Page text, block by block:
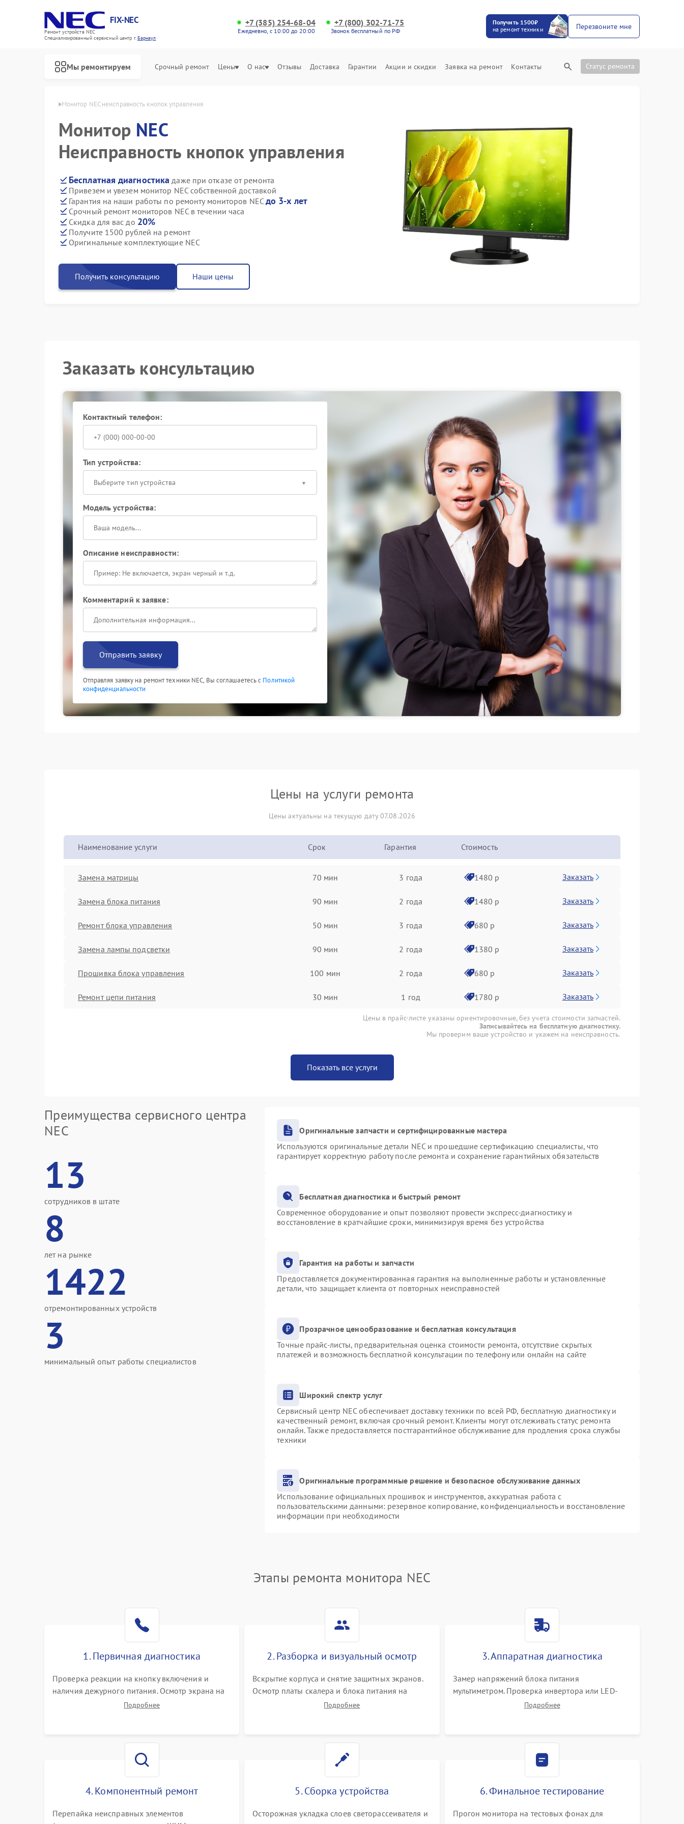
FIX-NEC
Ремонт устройств NEC
Специализированный cервисный центр г.Барнаул
+7 (385) 254-68-04
Ежедневно, с 10:00 до 20:00
+7 (800) 302-71-75
Звонок бесплатный по РФ
Получить 1500₽
на ремонт техники
Перезвоните мне
Мы ремонтируем Срочный ремонт Цены О нас Отзывы Доставка Гарантии Акции и скидки Заявка на ремонт Контакты Статус ремонта
Монитор NEC неисправность кнопок управления
Монитор NEC
Неисправность кнопок управления
Бесплатная диагностика даже при отказе от ремонта
Привезем и увезем монитор NEC собственной доставкой
Гарантия на наши работы по ремонту мониторов NECдо 3-х лет
Срочный ремонт мониторов NEC в течении часа
Скидка для вас до 20%
Получите 1500 рублей на ремонт
Оригинальные комплектующие NEC
Получить консультацию Наши цены
Заказать консультацию
Контактный телефон:
Тип устройства:
Выберите тип устройства
Модель устройства:
Описание неисправности:
Комментарий к заявке:
Отправить заявку
Отправляя заявку на ремонт техники NEC, Вы соглашаетесь с Политикой
конфиденциальности
Цены на услуги ремонта
Цены актуальны на текущую дату 07.08.2026
Наименование услуги Срок Гарантия Стоимость
Замена матрицы 70 мин 3 года 1480 р Заказать
Замена блока питания 90 мин 2 года 1480 р Заказать
Ремонт блока управления 50 мин 3 года 680 р Заказать
Замена лампы подсветки 90 мин 2 года 1380 р Заказать
Прошивка блока управления 100 мин 2 года 680 р Заказать
Ремонт цепи питания 30 мин 1 год 1780 р Заказать
Цены в прайс-листе указаны ориентировочные, без учета стоимости запчастей.
Записывайтесь на бесплатную диагностику.
Мы проверим ваше устройство и укажем на неисправность.
Показать все услуги
Преимущества сервисного центра
NEC
13
сотрудников в штате
8
лет на рынке
1422
отремонтированных устройств
3
минимальный опыт работы специалистов
Оригинальные запчасти и сертифицированные мастера
Используются оригинальные детали NEC и прошедшие сертификацию специалисты, что
гарантирует корректную работу после ремонта и сохранение гарантийных обязательств
Бесплатная диагностика и быстрый ремонт
Современное оборудование и опыт позволяют провести экспресс-диагностику и
восстановление в кратчайшие сроки, минимизируя время без устройства
Гарантия на работы и запчасти
Предоставляется документированная гарантия на выполненные работы и установленные
детали, что защищает клиента от повторных неисправностей
Прозрачное ценообразование и бесплатная консультация
Точные прайс-листы, предварительная оценка стоимости ремонта, отсутствие скрытых
платежей и возможность бесплатной консультации по телефону или онлайн на сайте
Широкий спектр услуг
Сервисный центр NEC обеспечивает доставку техники по всей РФ, бесплатную диагностику и
качественный ремонт, включая срочный ремонт. Клиенты могут отслеживать статус ремонта
онлайн. Также предоставляется постгарантийное обслуживание для продления срока службы
техники
Оригинальные программные решение и безопасное обслуживание данных
Использование официальных прошивок и инструментов, аккуратная работа с
пользовательскими данными: резервное копирование, конфиденциальность и восстановление
информации при необходимости
Этапы ремонта монитора NEC
1. Первичная диагностика
Проверка реакции на кнопку включения и
наличия дежурного питания. Осмотр экрана на
механические повреждения. Подключение к ПК
Подробнее
2. Разборка и визуальный осмотр
Вскрытие корпуса и снятие защитных экранов.
Осмотр платы скалера и блока питания на
наличие вздутых конденсаторов, прогаров,
Подробнее
3. Аппаратная диагностика
Замер напряжений блока питания
мультиметром. Проверка инвертора или LED-
драйвера подсветки. Диагностика цепей
Подробнее
4. Компонентный ремонт
Перепайка неисправных элементов
5. Сборка устройства
Осторожная укладка слоев светорассеивателя и
6. Финальное тестирование
Прогон монитора на тестовых фонах для